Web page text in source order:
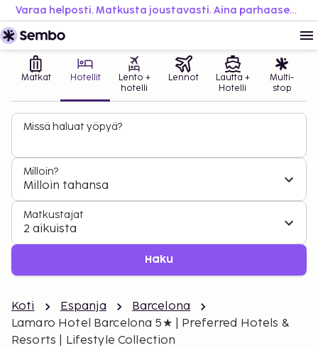
Varaa helposti. Matkusta joustavasti. Aina parhaaseen hintaan.
Matkat Hotellit
Lento +
hotelli
Lennot
Lautta +
Hotelli
Multi-
stop
Missä haluat yöpyä?
Milloin?
Milloin tahansa
Matkustajat
2 aikuista
Haku
Koti Espanja
Barcelona
Lamaro Hotel Barcelona 5★ | Preferred Hotels &
Resorts | Lifestyle Collection